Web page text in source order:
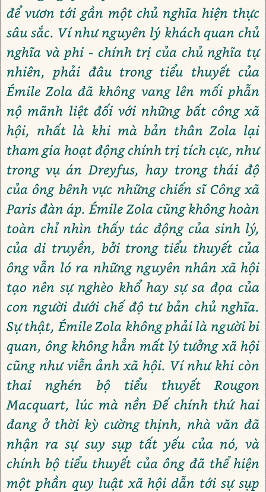
để vươn tới gần một chủ nghĩa hiện thực
sâu sắc. Ví như nguyên lý khách quan chủ
nghĩa và phi - chính trị của chủ nghĩa tự
nhiên, phải đâu trong tiểu thuyết của
Émile Zola đã không vang lên mối phẫn
nộ mãnh liệt đối với những bất công xã
hội, nhất là khi mà bản thân Zola lại
tham gia hoạt động chính trị tích cực, như
trong vụ án Dreyfus, hay trong thái độ
của ông bênh vực những chiến sĩ Công xã
Paris đàn áp. Émile Zola cũng không hoàn
toàn chỉ nhìn thấy tác động của sinh lý,
của di truyền, bởi trong tiểu thuyết của
ông vẫn ló ra những nguyên nhân xã hội
tạo nên sự nghèo khổ hay sự sa đọa của
con người dưới chế độ tư bản chủ nghĩa.
Sự thật, Émile Zola không phải là người bi
quan, ông không hẳn mất lý tưởng xã hội
cũng như viễn ảnh xã hội. Ví như khi còn
thai nghén bộ tiểu thuyết Rougon
Macquart, lúc mà nền Đế chính thứ hai
đang ở thời kỳ cường thịnh, nhà văn đã
nhận ra sự suy sụp tất yếu của nó, và
chính bộ tiểu thuyết của ông đã thể hiện
một phần quy luật xã hội dẫn tới sự sụp